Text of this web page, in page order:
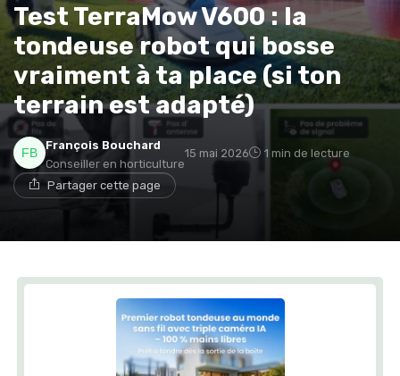
Test TerraMow V600 : la
tondeuse robot qui bosse
vraiment à ta place (si ton
terrain est adapté)
François Bouchard
Conseiller en horticulture
15 mai 2026 1 min de lecture
Partager cette page